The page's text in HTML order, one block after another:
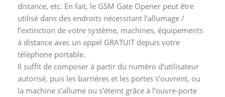
distance, etc. En fait, le GSM Gate Opener peut être
utilisé dans des endroits nécessitant l’allumage /
l’extinction de votre système, machines, équipements
à distance avec un appel GRATUIT depuis votre
téléphone portable.
Il suffit de composer à partir du numéro d’utilisateur
autorisé, puis les barrières et les portes s’ouvrent, ou
la machine s’allume ou s’éteint grâce à l’ouvre-porte